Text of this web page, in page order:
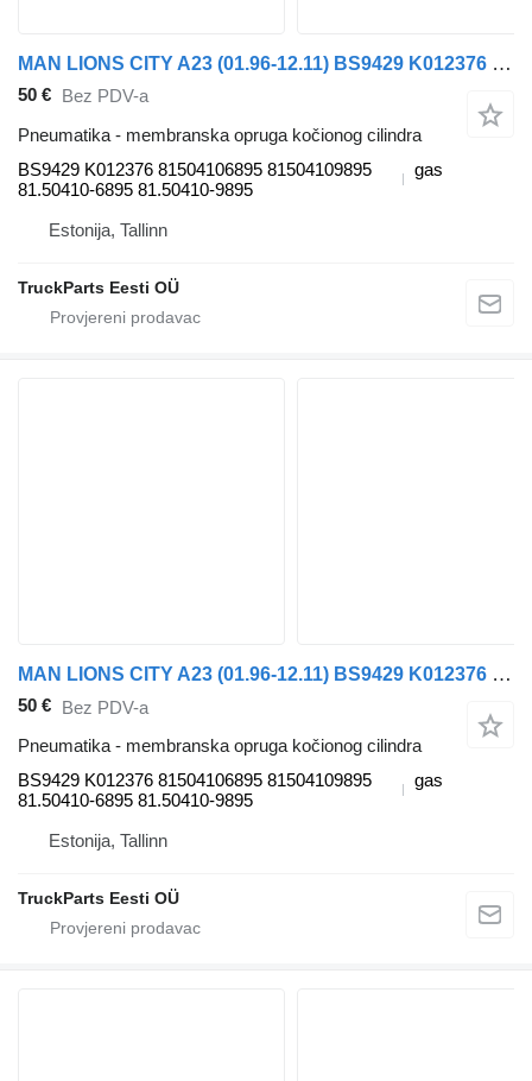
MAN LIONS CITY A23 (01.96-12.11) BS9429 K012376 membranska opruga kočionog cilindra za MAN Lion's bus (1991-) autobusa
50 € Bez PDV-a
Pneumatika - membranska opruga kočionog cilindra
BS9429 K012376 81504106895 81504109895
81.50410-6895 81.50410-9895
gas
Estonija, Tallinn
TruckParts Eesti OÜ
MAN LIONS CITY A23 (01.96-12.11) BS9429 K012376 membranska opruga kočionog cilindra za MAN Lion's bus (1991-) autobusa
50 € Bez PDV-a
Pneumatika - membranska opruga kočionog cilindra
BS9429 K012376 81504106895 81504109895
81.50410-6895 81.50410-9895
gas
Estonija, Tallinn
TruckParts Eesti OÜ